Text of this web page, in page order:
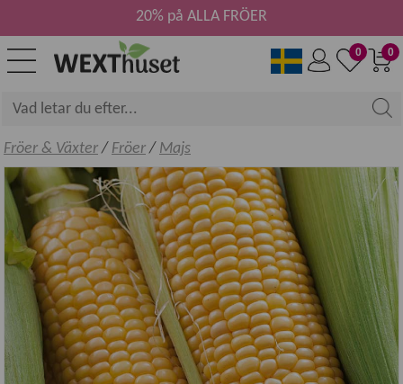
0
0
20% på ALLA FRÖER
Fröer & Växter/ Fröer/ Majs